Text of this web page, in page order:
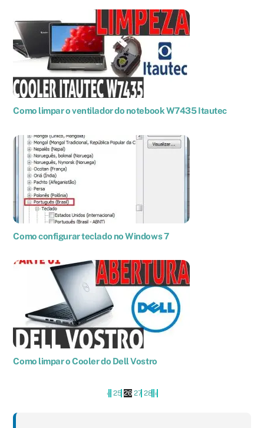
Como limpar o ventilador do notebook W7435 Itautec
Como configurar teclado no Windows 7
Como limpar o Cooler do Dell Vostro
«‹ 25 26 27 28›»